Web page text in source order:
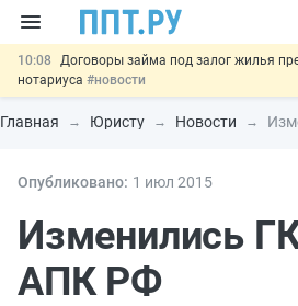
10:08
Договоры займа под залог жилья
нотариуса #новости
00:01
10 августа: важные документы,
#новости
07.08 Дистанционную работу беременных
07.08
Разработают единые
отношений #новости
Главная Юристу Новости
Опубликовано: 1 июл 2015
Изменились
АПК РФ